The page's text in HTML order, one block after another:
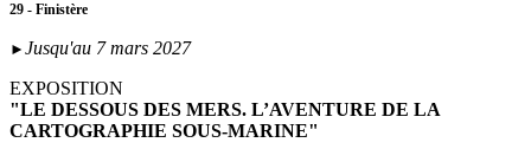
29 - Finistère
► Jusqu'au 7 mars 2027
EXPOSITION
"LE DESSOUS DES MERS. L’AVENTURE DE LA
CARTOGRAPHIE SOUS-MARINE"